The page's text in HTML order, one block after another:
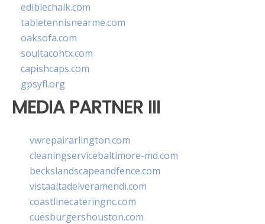
ediblechalk.com
tabletennisnearme.com
oaksofa.com
soultacohtx.com
capishcaps.com
gpsyfl.org
MEDIA PARTNER III
vwrepairarlington.com
cleaningservicebaltimore-md.com
beckslandscapeandfence.com
vistaaltadelveramendi.com
coastlinecateringnc.com
cuesburgershouston.com